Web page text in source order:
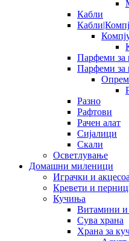
Кабли
Парфеми за
Парфеми за
Разно
Рафтови
Рачен алат
Сијалици
Скали
Осветлување
Домашни миленици
Играчки и
Кревети и
Кучиња
Витамини
Сува храна
Храна за